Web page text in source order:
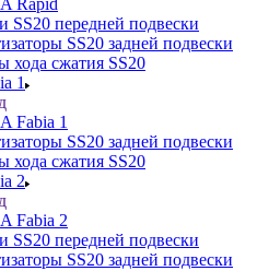
Rapid
SS20 передней подвески
SS20 задней подвески
хода сжатия SS20
1
Fabia 1
SS20 задней подвески
хода сжатия SS20
2
Fabia 2
SS20 передней подвески
SS20 задней подвески